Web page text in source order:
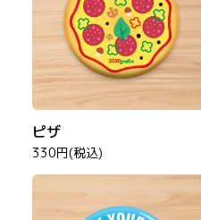
ピザ
330円(税込)